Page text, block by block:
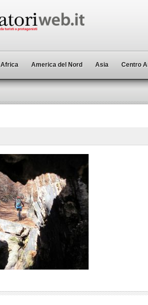
Africa America del Nord Asia Centro